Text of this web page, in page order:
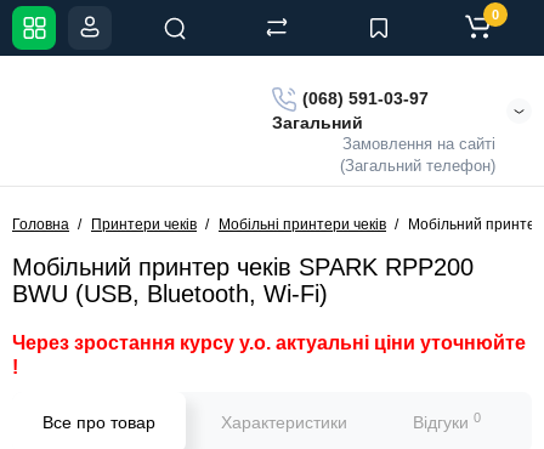
(068) 591-03-97
Загальний
Замовлення на сайті
(Загальний телефон)
0
Головна Принтери чеків Мобільні принтери чеків Мобільний
Мобільний принтер чеків SPARK RPP200
BWU (USB, Bluetooth, Wi-Fi)
Через зростання курсу у.о. актуальні ціни уточнюйте
!
Все про товар Характеристики Відгуки 0